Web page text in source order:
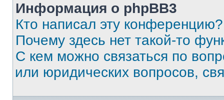
Информация о phpBB3
Кто написал эту конференцию?
Почему здесь нет такой-то
С кем можно связаться по
или юридических вопросов,